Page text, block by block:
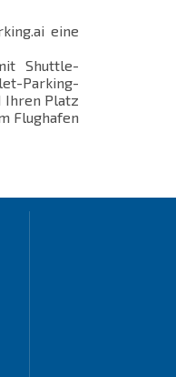
eine
Shuttle-
Parking-
Ihren Platz
Flughafen